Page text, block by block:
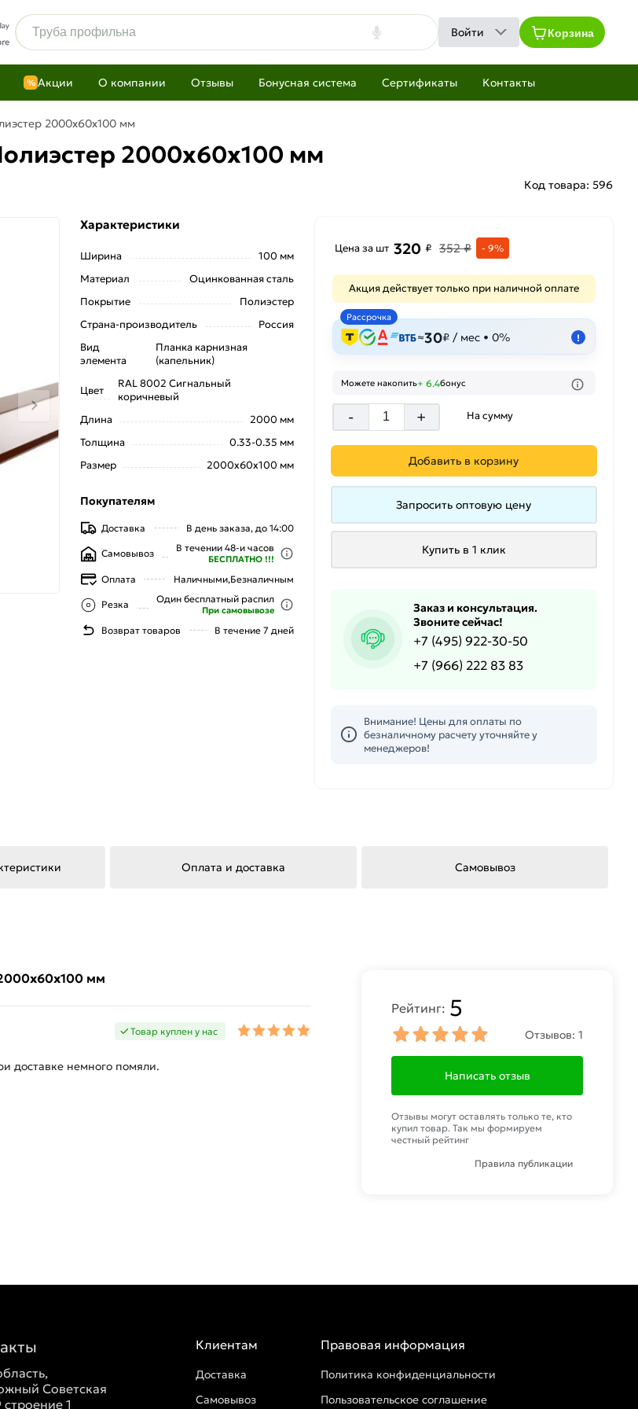
Войти Корзина
% Акции О компании Отзывы Бонусная система Сертификаты Контакты
2000х60х100 мм
2000х60х100 мм
Код товара: 596
Цена за шт 320 ₽ 352 ₽ - 9%
Акция действует только при наличной оплате
Рассрочка
≈30₽ / мес • 0% !
Можете накопить+ 6.4бонус
- + На сумму
Добавить в корзину
Запросить оптовую цену
Купить в 1 клик
Заказ и консультация.
Звоните сейчас!
+7 (495) 922-30-50
+7 (966) 222 83 83
Внимание! Цены для оплаты по
безналичному расчету уточняйте у
менеджеров!
Характеристики
Ширина
100 мм
Материал
Оцинкованная сталь
Покрытие
Полиэстер
Страна-производитель
Россия
Вид
элемента
Планка карнизная
(капельник)
Цвет
RAL 8002 Сигнальный
коричневый
Длина
2000 мм
Толщина
0.33-0.35 мм
Размер
2000х60х100 мм
Покупателям
Доставка В день заказа, до 14:00
Самовывоз В течении 48-и часов
БЕСПЛАТНО !!!
Оплата Наличными,Безналичным
Резка Один бесплатный распил
При самовывозе
Возврат товаров В течение 7 дней
Оплата и доставка Самовывоз
мм
Товар куплен у нас
доставке немного помяли.
Рейтинг: 5
Отзывов: 1
Написать отзыв
Отзывы могут оставлять только те, кто
купил товар. Так мы формируем
честный рейтинг
Правила публикации
Советская
1
Клиентам
Доставка
Самовывоз
Правовая информация
Политика конфиденциальности
Пользовательское соглашение